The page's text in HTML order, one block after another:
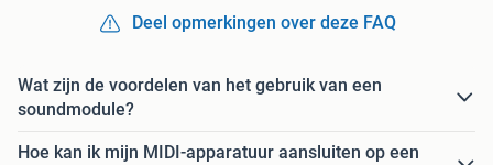
Deel opmerkingen over deze FAQ
Wat zijn de voordelen van het gebruik van een
soundmodule?
Hoe kan ik mijn MIDI-apparatuur aansluiten op een